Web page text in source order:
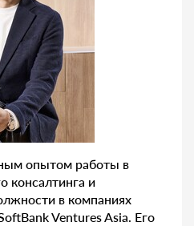
опытом работы в
консалтинга и
в компаниях
Ventures Asia. Его